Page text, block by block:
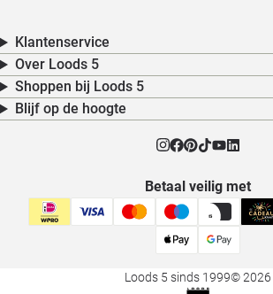
Klantenservice
Over Loods 5
Shoppen bij Loods 5
Blijf op de hoogte
Betaal veilig met
Loods 5 sinds 1999© 2026